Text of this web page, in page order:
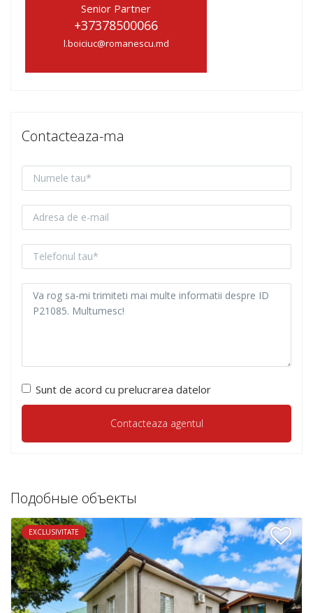
Senior Partner
+37378500066
l.boiciuc@romanescu.md
Contacteaza-ma
Sunt de acord cu prelucrarea datelor
Подобные объекты
EXCLUSIVITATE